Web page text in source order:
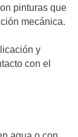
pinturas que
mecánica.
y
con el